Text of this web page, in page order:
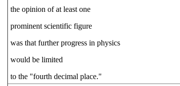
the opinion of at least one
prominent scientific figure
was that further progress in physics
would be limited
to the "fourth decimal place."